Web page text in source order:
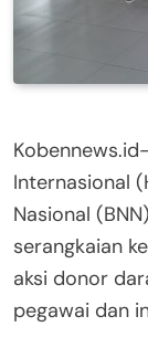
Internasional
Nasional
serangkaian
aksi donor
pegawai dan